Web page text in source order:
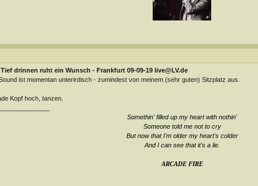
Tief drinnen ruht ein Wunsch - Frankfurt 09-09-19 live@LV.de
ist momentan unterirdisch - zumindest von meinem (sehr guten) Sitzplatz aus.
Kopf hoch, tanzen.
Somethin' filled up my heart with nothin'
Someone told me not to cry
But now that I'm older my heart's colder
And I can see that it's a lie.
ARCADE FIRE